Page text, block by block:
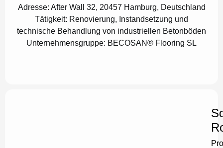
Adresse: After Wall 32, 20457 Hamburg, Deutschland
Tätigkeit: Renovierung, Instandsetzung und
technische Behandlung von industriellen Betonböden
Unternehmensgruppe: BECOSAN® Flooring SL